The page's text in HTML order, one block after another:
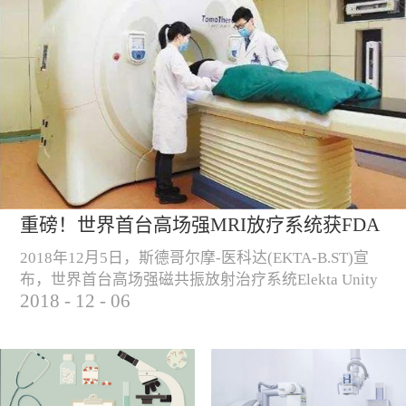
重磅！世界首台高场强MRI放疗系统获FDA
认证！
2018年12月5日，斯德哥尔摩-医科达(EKTA-B.ST)宣
布，世界首台高场强磁共振放射治疗系统Elekta Unity
正式获得FDA认证，可用于美国的商业销售和临床使
2018年6月高场强磁共振放射治疗系统获得CE认证以
来， Elekta Unity一直致力于提高和改善欧洲肿瘤患者
的治疗，我们很高兴这种尖端技术产品现已在美国...
2018 - 12 - 06